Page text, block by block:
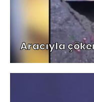
Aracıyla